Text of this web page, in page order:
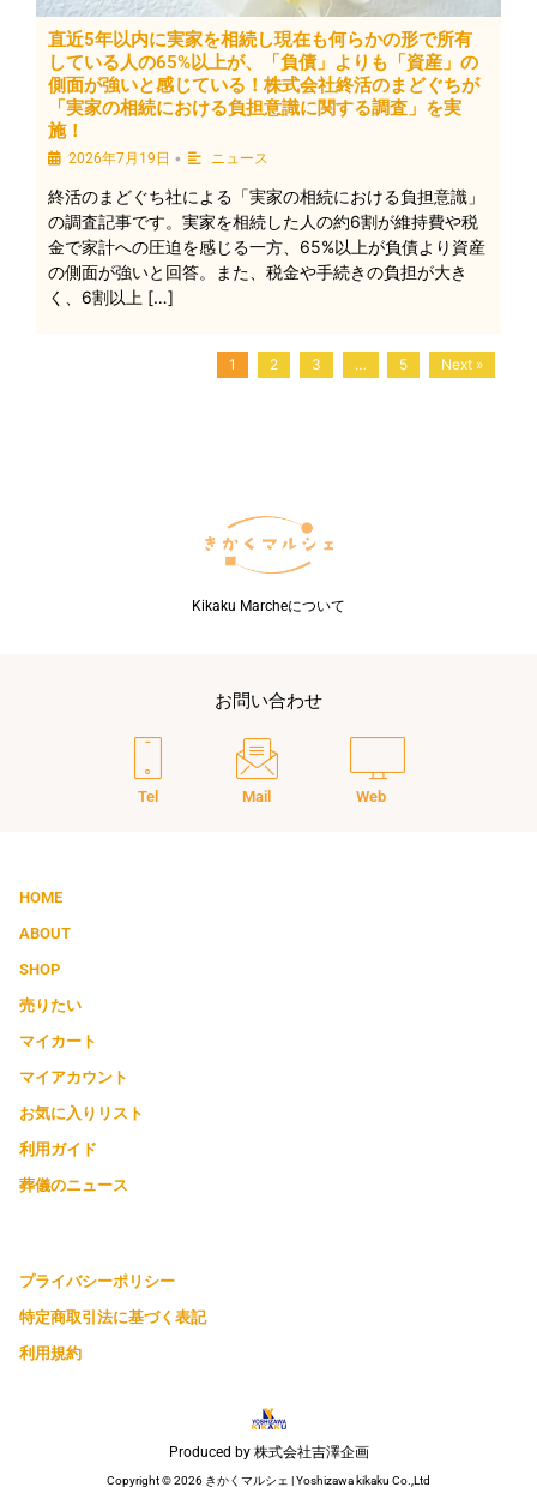
直近5年以内に実家を相続し現在も何らかの形で所有
している人の65%以上が、「負債」よりも「資産」の
側面が強いと感じている！株式会社終活のまどぐちが
「実家の相続における負担意識に関する調査」を実
施！
2026年7月19日 • ニュース
終活のまどぐち社による「実家の相続における負担意識」
の調査記事です。実家を相続した人の約6割が維持費や税
金で家計への圧迫を感じる一方、65%以上が負債より資産
の側面が強いと回答。また、税金や手続きの負担が大き
く、6割以上 […]
1 2 3 … 5 Next »
Kikaku Marcheについて
お問い合わせ
Tel Mail Web
HOME
ABOUT
SHOP
売りたい
マイカート
マイアカウント
お気に入りリスト
利用ガイド
葬儀のニュース
プライバシーポリシー
特定商取引法に基づく表記
利用規約
Produced by 株式会社吉澤企画
Copyright © 2026 きかくマルシェ | Yoshizawa kikaku Co.,Ltd